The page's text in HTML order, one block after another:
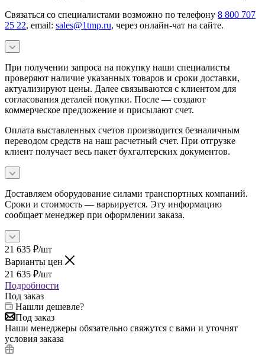
Связаться со специалистами возможно по телефону 8 800 707
25 22, email: sales@1tmp.ru, через онлайн-чат на сайте.
При получении запроса на покупку наши специалисты
проверяют наличие указанных товаров и сроки доставки,
актуализируют цены. Далее связываются с клиентом для
согласования деталей покупки. После — создают
коммерческое предложение и присылают счет.
Оплата выставленных счетов производится безналичным
переводом средств на наш расчетный счет. При отгрузке
клиент получает весь пакет бухгалтерских документов.
Доставляем оборудование силами транспортных компаний.
Сроки и стоимость — варьируется. Эту информацию
сообщает менеджер при оформлении заказа.
21 635 ₽/шт
Варианты цен
21 635 ₽/шт
Подробности
Под заказ
Нашли дешевле?
Под заказ
Наши менеджеры обязательно свяжутся с вами и уточнят
условия заказа